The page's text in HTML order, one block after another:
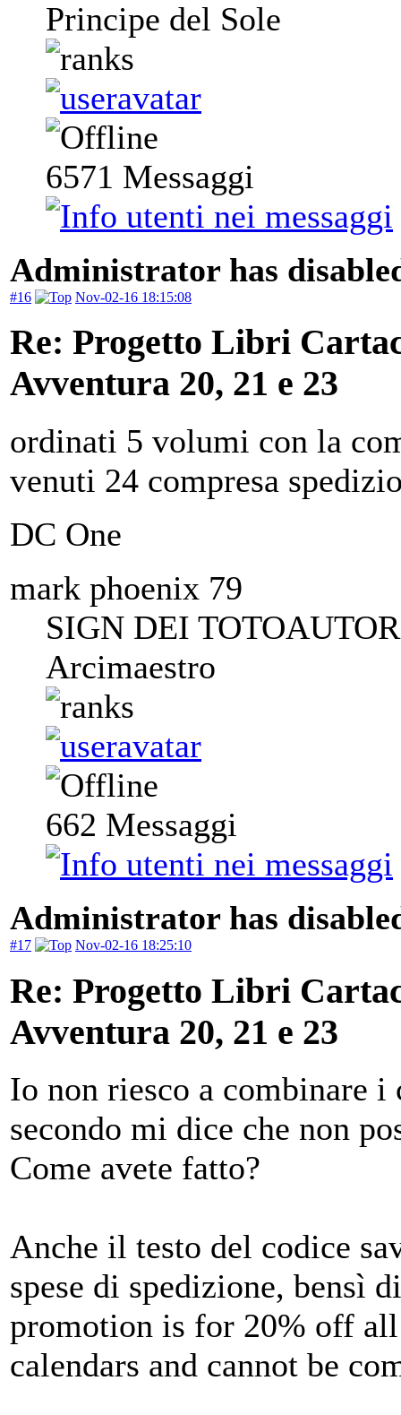
Principe del Sole
6571 Messaggi
Administrator has
#16 Nov-02-16 18:15:08
Re: Progetto Libri
Avventura 20, 21 e 23
ordinati 5 volumi con la
venuti 24 compresa
DC One
mark phoenix 79
SIGN DEI
Arcimaestro
662 Messaggi
Administrator has
#17 Nov-02-16 18:25:10
Re: Progetto Libri
Avventura 20, 21 e 23
Io non riesco a combinare
secondo mi dice che non
Come avete fatto?
Anche il testo del codice
spese di spedizione, bensì
promotion is for 20% off
calendars and cannot be